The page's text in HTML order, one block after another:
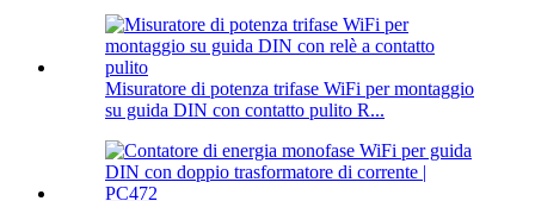
Misuratore di potenza trifase WiFi per montaggio
su guida DIN con contatto pulito R...